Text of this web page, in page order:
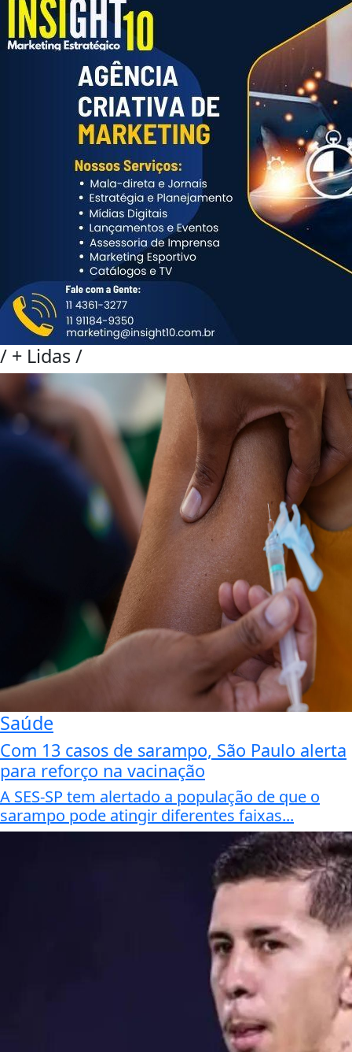
/ + Lidas/
Saúde
Com 13 casos de sarampo, São Paulo alerta
para reforço na vacinação
A SES-SP tem alertado a população de que o
sarampo pode atingir diferentes faixas...